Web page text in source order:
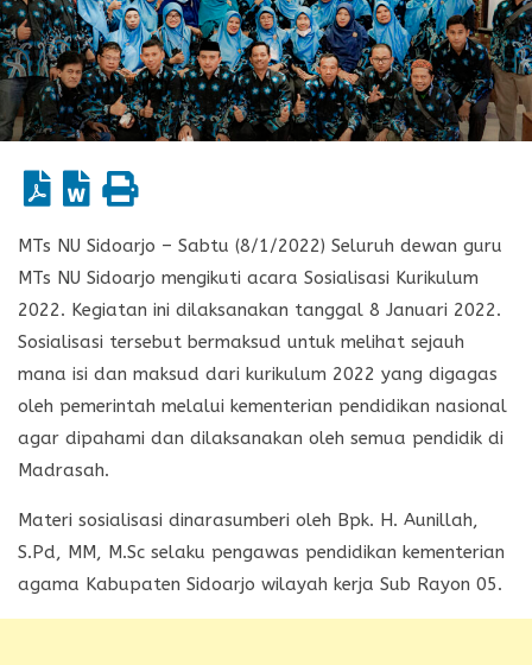
MTs NU Sidoarjo – Sabtu (8/1/2022) Seluruh dewan guru
MTs NU Sidoarjo mengikuti acara Sosialisasi Kurikulum
2022. Kegiatan ini dilaksanakan tanggal 8 Januari 2022.
Sosialisasi tersebut bermaksud untuk melihat sejauh
mana isi dan maksud dari kurikulum 2022 yang digagas
oleh pemerintah melalui kementerian pendidikan nasional
agar dipahami dan dilaksanakan oleh semua pendidik di
Madrasah.
Materi sosialisasi dinarasumberi oleh Bpk. H. Aunillah,
S.Pd, MM, M.Sc selaku pengawas pendidikan kementerian
agama Kabupaten Sidoarjo wilayah kerja Sub Rayon 05.